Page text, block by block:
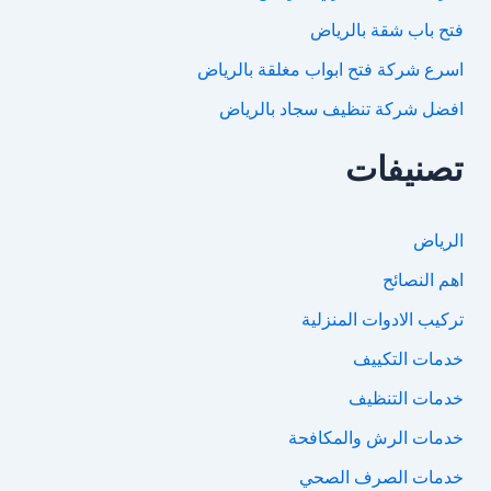
فتح باب شقة بالرياض
اسرع شركة فتح ابواب مغلقة بالرياض
افضل شركة تنظيف سجاد بالرياض
تصنيفات
الرياض
اهم النصائح
تركيب الادوات المنزلية
خدمات التكييف
خدمات التنظيف
خدمات الرش والمكافحة
خدمات الصرف الصحي